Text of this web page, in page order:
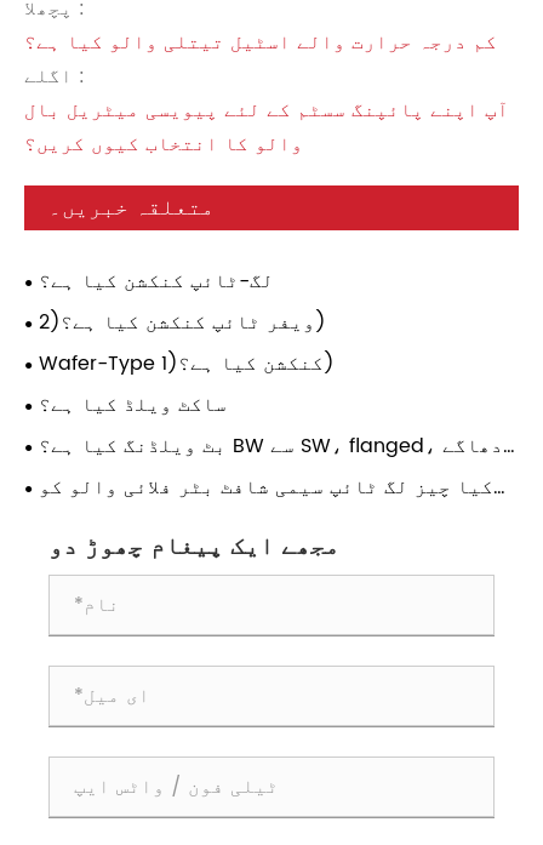
پچھلا :
کم درجہ حرارت والے اسٹیل تیتلی والو کیا ہے؟
اگلے :
آپ اپنے پائپنگ سسٹم کے لئے پیویسی میٹریل بال
والو کا انتخاب کیوں کریں؟
متعلقہ خبریں۔
لگ-ٹائپ کنکشن کیا ہے؟
ویفر ٹائپ کنکشن کیا ہے؟(2)
Wafer-Type کنکشن کیا ہے؟(1)
ساکٹ ویلڈ کیا ہے؟
بٹ ویلڈنگ کیا ہے؟ BW سے SW، flanged، دھاگے
والے کنکشن میں کیا فرق ہے؟
کیا چیز لگ ٹائپ سیمی شافٹ بٹر فلائی والو کو
بناتی ہے
مجھے ایک پیغام چھوڑ دو